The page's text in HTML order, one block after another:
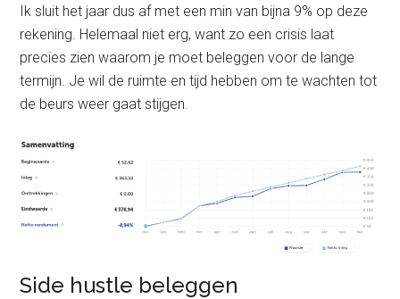
Ik sluit het jaar dus af met een min van bijna 9% op deze
rekening. Helemaal niet erg, want zo een crisis laat
precies zien waarom je moet beleggen voor de lange
termijn. Je wil de ruimte en tijd hebben om te wachten tot
de beurs weer gaat stijgen.
Side hustle beleggen